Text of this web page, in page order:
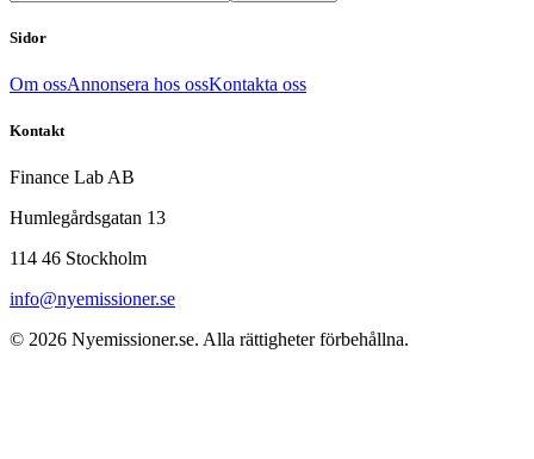
Sidor
Om ossAnnonsera hos ossKontakta oss
Kontakt
Finance Lab AB
Humlegårdsgatan 13
114 46 Stockholm
info@nyemissioner.se
© 2026 Nyemissioner.se. Alla rättigheter förbehållna.